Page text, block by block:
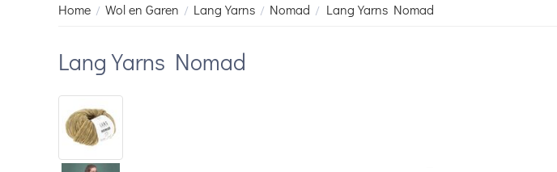
Home / Wol en Garen / Lang Yarns / Nomad / Lang Yarns Nomad
Lang Yarns Nomad